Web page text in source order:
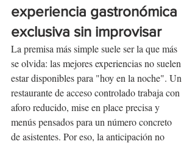
experiencia gastronómica
exclusiva sin improvisar
La premisa más simple suele ser la que más
se olvida: las mejores experiencias no suelen
estar disponibles para "hoy en la noche". Un
restaurante de acceso controlado trabaja con
aforo reducido, mise en place precisa y
menús pensados para un número concreto
de asistentes. Por eso, la anticipación no